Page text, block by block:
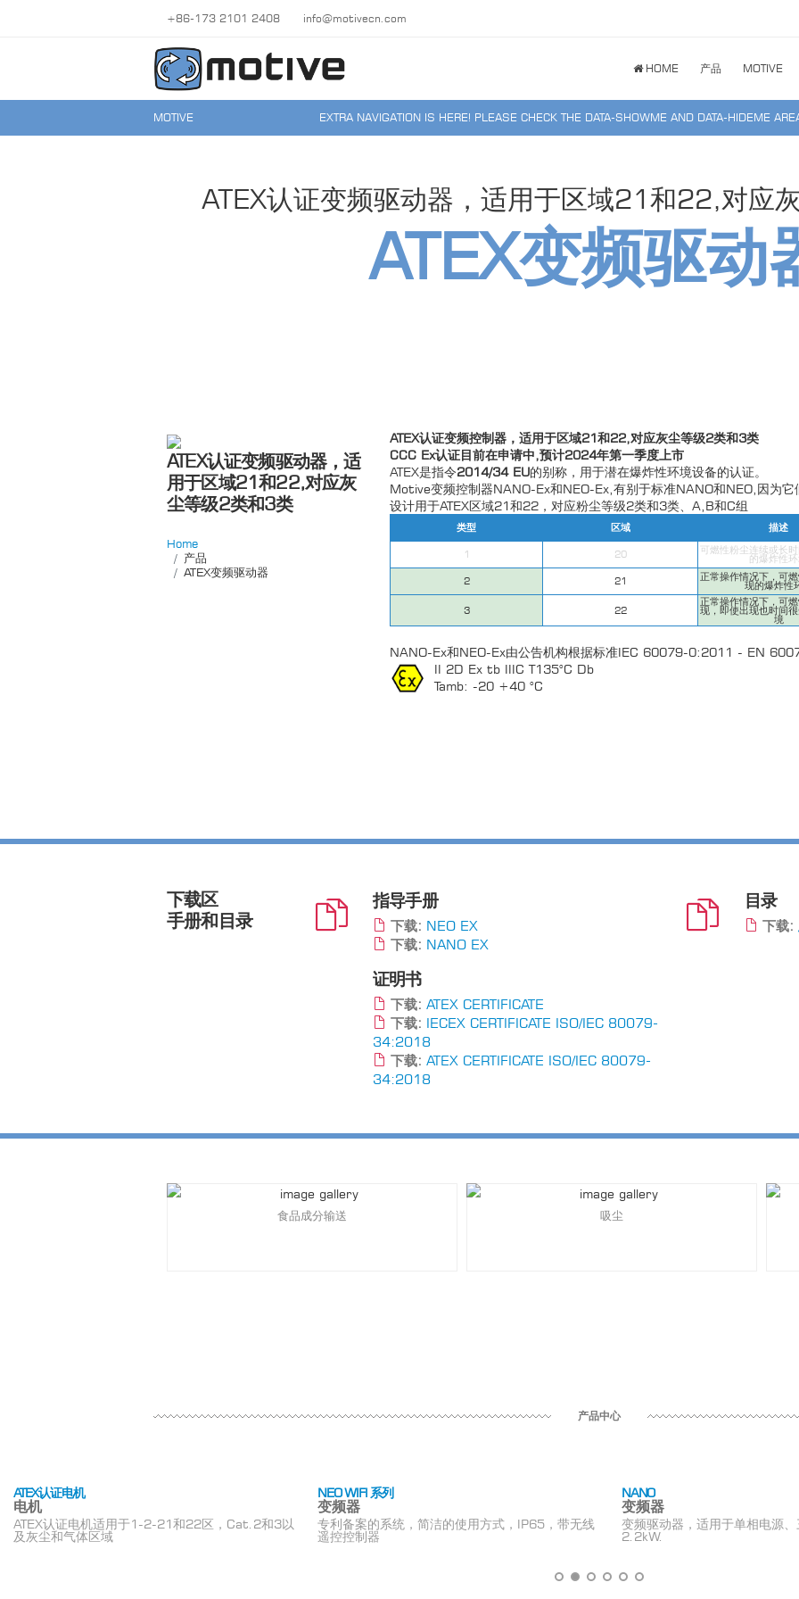
+86-173 2101 2408 info@motivecn.com
HOME 产品 MOTIVE
MOTIVE EXTRA NAVIGATION IS HERE! PLEASE CHECK THE DATA-SHOWME AND DATA-HIDEME
ATEX认证变频驱动器，适用于区域21和22,对应
ATEX变频驱动
ATEX认证变频驱动器，适
用于区域21和22,对应灰
尘等级2类和3类
Home
产品
ATEX变频驱动器
ATEX认证变频控制器，适用于区域21和22,对应灰尘等级2类和3类
CCC Ex认证目前在申请中,预计2024年第一季度上市
ATEX是指令2014/34 EU的别称，用于潜在爆炸性环境设备的认证。
Motive变频控制器NANO-Ex和NEO-Ex,有别于标准NANO和NEO,因为
设计用于ATEX区域21和22，对应粉尘等级2类和3类、A,B和C组
类型 区域 描述
1 20 可燃性粉尘连续或长
的爆炸性
2
21 正常操作情况下，可
现的爆炸性
3
22
正常操作情况下，可
现，即使出现也时间
境
NANO-Ex和NEO-Ex由公告机构根据标准IEC 60079-0:2011 - EN
II 2D Ex tb IIIC T135°C Db
Tamb: -20 +40 °C
下载区
手册和目录
指导手册
下载: NEO EX
下载: NANO EX
证明书
下载: ATEX CERTIFICATE
下载: IECEX CERTIFICATE ISO/IEC 80079-
34:2018
下载: ATEX CERTIFICATE ISO/IEC 80079-
34:2018
目录
下载:
食品成分输送 吸尘
产品中心
ATEX认证电机
电机
ATEX认证电机适用于1-2-21和22区，Cat.2和3以
及灰尘和气体区域
NEO WIFI 系列
变频器
专利备案的系统，简洁的使用方式，IP65，带无线
遥控控制器
NANO
变频器
变频驱动器，适用于单相电源
2.2kW.